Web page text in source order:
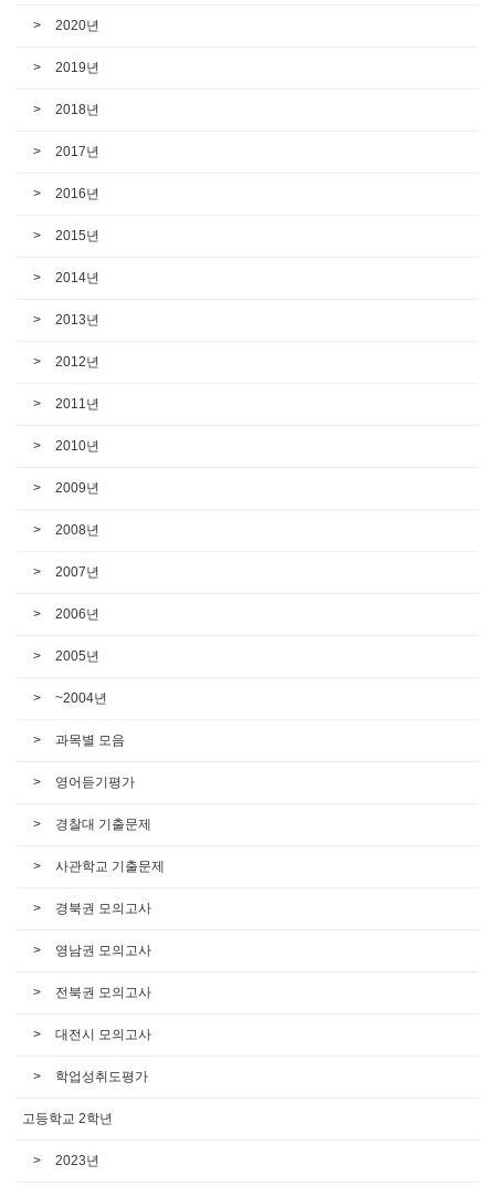
2020년
2019년
2018년
2017년
2016년
2015년
2014년
2013년
2012년
2011년
2010년
2009년
2008년
2007년
2006년
2005년
~2004년
과목별 모음
영어듣기평가
경찰대 기출문제
사관학교 기출문제
경북권 모의고사
영남권 모의고사
전북권 모의고사
대전시 모의고사
학업성취도평가
고등학교 2학년
2023년